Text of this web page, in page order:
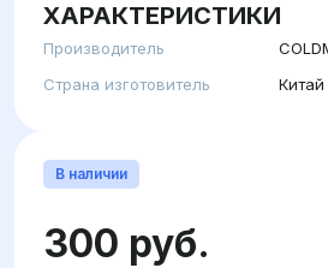
ХАРАКТЕРИСТИКИ
Производитель
Страна изготовитель
Китай
В наличии
300 руб.